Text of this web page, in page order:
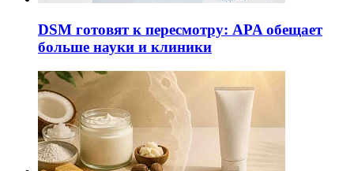
DSM готовят к пересмотру: APA обещает
больше науки и клиники